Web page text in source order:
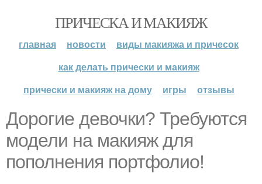
ПРИЧЕСКА И МАКИЯЖ
главная новости
виды макияжа и причесок
как делать прически и макияж
прически и макияж на дому
игры отзывы
Дорогие девочки? Требуются
модели на макияж для
пополнения портфолио!